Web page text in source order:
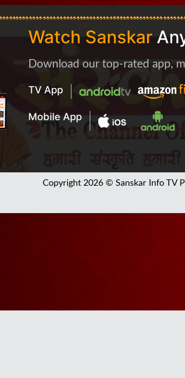
Watch Sanskar
Download our top-rated app,
TV App
Mobile App
Copyright 2026 © Sanskar Info TV